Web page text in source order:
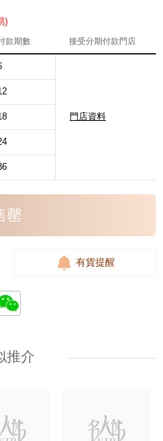
)
款期數 接受分期付款門店
門店資料
罄
有貨提醒
推介